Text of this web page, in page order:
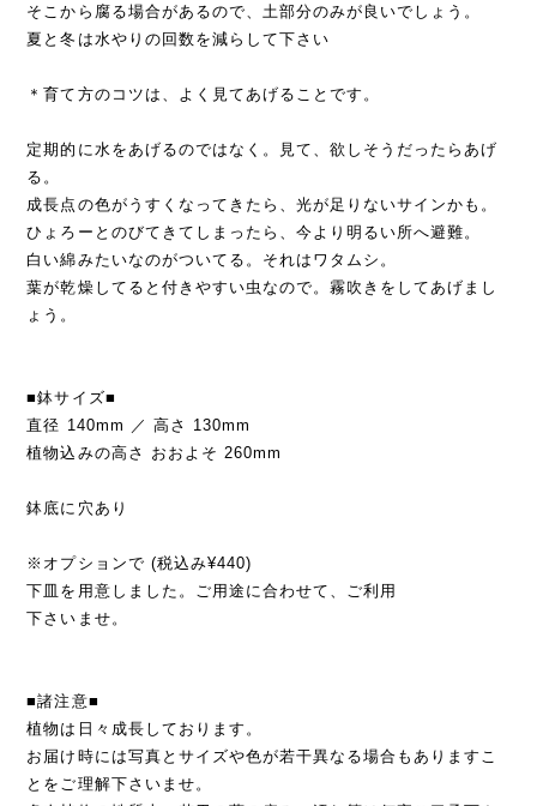
そこから腐る場合があるので、土部分のみが良いでしょう。
夏と冬は水やりの回数を減らして下さい
＊育て方のコツは、よく見てあげることです。
定期的に水をあげるのではなく。見て、欲しそうだったらあげ
る。
成長点の色がうすくなってきたら、光が足りないサインかも。
ひょろーとのびてきてしまったら、今より明るい所へ避難。
白い綿みたいなのがついてる。それはワタムシ。
葉が乾燥してると付きやすい虫なので。霧吹きをしてあげまし
ょう。
■鉢サイズ■
直径 140mm ／ 高さ 130mm
植物込みの高さ おおよそ 260mm
鉢底に穴あり
※オプションで (税込み¥440)
下皿を用意しました。ご用途に合わせて、ご利用
下さいませ。
■諸注意■
植物は日々成長しております。
お届け時には写真とサイズや色が若干異なる場合もありますこ
とをご理解下さいませ。